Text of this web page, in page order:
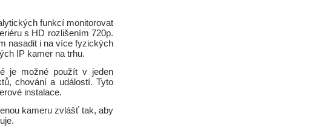
funkcí monitorovat
s HD rozlišením 720p.
nasadit i na více fyzických
IP kamer na trhu.
je možné použít v jeden
chování a událostí. Tyto
instalace.
kameru zvlášť tak, aby